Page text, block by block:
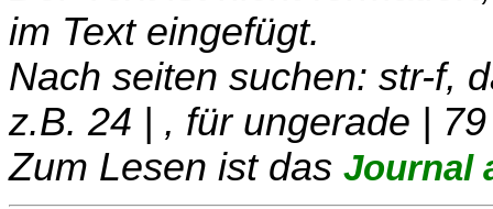
im Text eingefügt.
Nach seiten suchen: str-f,
z.B. 24 | , für ungerade | 79
Zum Lesen ist das Journal